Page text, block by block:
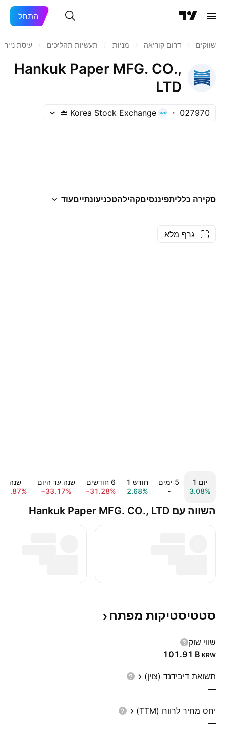
התחל
שווקים דרום קוריאה מניות‏ תעשיות תהליכים עיסת נייר Pulp /נייר
Hankuk Paper MFG. CO.,
LTD
027970
Korea Stock Exchange
סקירה כלליתפיננסיםקהילהטכניעונתייםעוד
גרף מלא
יום ‎1‎
3.08%
‎5‎ ימים
-
חודש ‎1‎
2.68%
‎6‎ חודשים
−31.28%
שנה עד היום
−33.17%
שנה ‎1‎
השווה עם Hankuk Paper MFG. CO., LTD
סטטיסטיקות מפתח
שווי שוק
‪101.91 B‬ KRW
תשואת דיבידנד (צוין)
—
יחס מחיר לרווח (TTM)
—